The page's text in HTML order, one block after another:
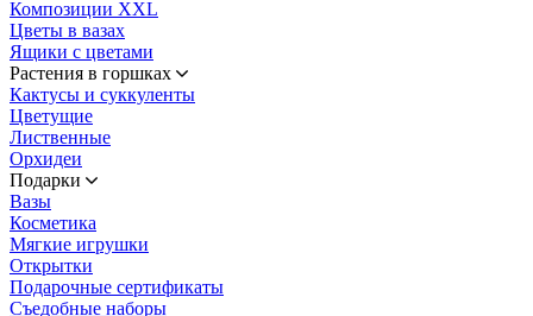
Композиции XXL
Цветы в вазах
Ящики с цветами
Растения в горшках
Кактусы и суккуленты
Цветущие
Лиственные
Орхидеи
Подарки
Вазы
Косметика
Мягкие игрушки
Открытки
Подарочные сертификаты
Съедобные наборы